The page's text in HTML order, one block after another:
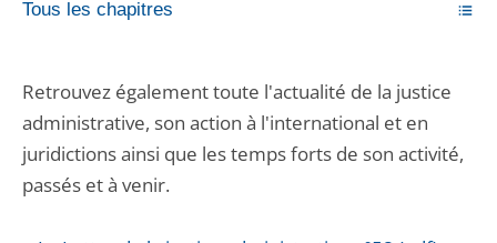
Tous les chapitres
Retrouvez également toute l'actualité de la justice
administrative, son action à l'international et en
juridictions ainsi que les temps forts de son activité,
passés et à venir.